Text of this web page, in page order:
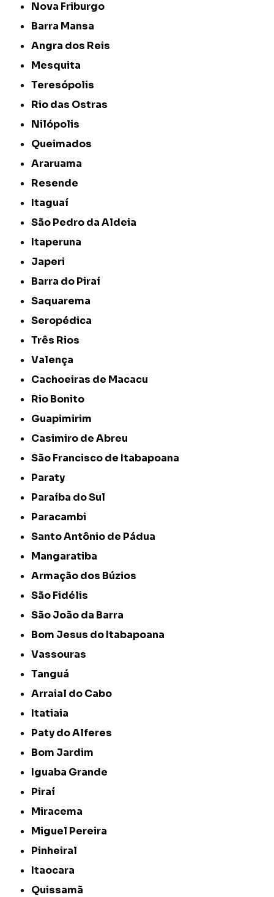
Nova Friburgo
Barra Mansa
Angra dos Reis
Mesquita
Teresópolis
Rio das Ostras
Nilópolis
Queimados
Araruama
Resende
Itaguaí
São Pedro da Aldeia
Itaperuna
Japeri
Barra do Piraí
Saquarema
Seropédica
Três Rios
Valença
Cachoeiras de Macacu
Rio Bonito
Guapimirim
Casimiro de Abreu
São Francisco de Itabapoana
Paraty
Paraíba do Sul
Paracambi
Santo Antônio de Pádua
Mangaratiba
Armação dos Búzios
São Fidélis
São João da Barra
Bom Jesus do Itabapoana
Vassouras
Tanguá
Arraial do Cabo
Itatiaia
Paty do Alferes
Bom Jardim
Iguaba Grande
Piraí
Miracema
Miguel Pereira
Pinheiral
Itaocara
Quissamã